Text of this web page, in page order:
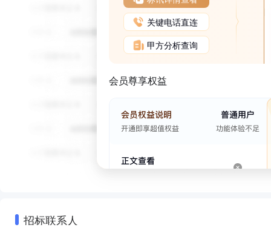
关键电话直连
甲方分析查询
会员尊享权益
招标联系人